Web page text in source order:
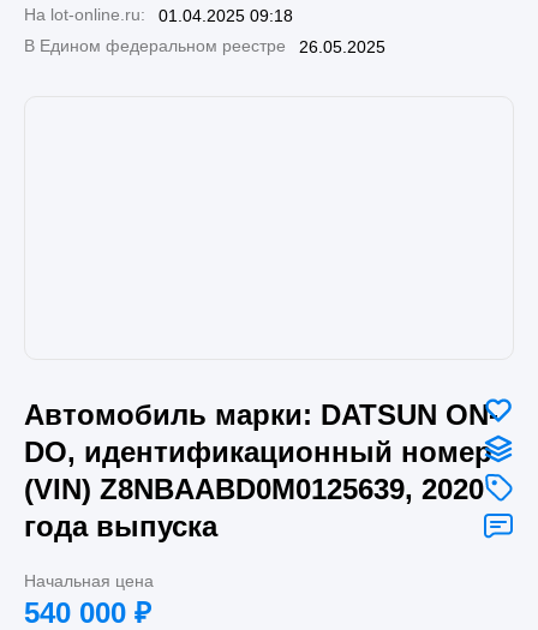
На lot-online.ru:
01.04.2025 09:18
В Едином федеральном реестре
26.05.2025
Автомобиль марки: DATSUN ON-
DO, идентификационный номер
(VIN) Z8NBAABD0M0125639, 2020
года выпуска
Начальная цена
540 000 ₽